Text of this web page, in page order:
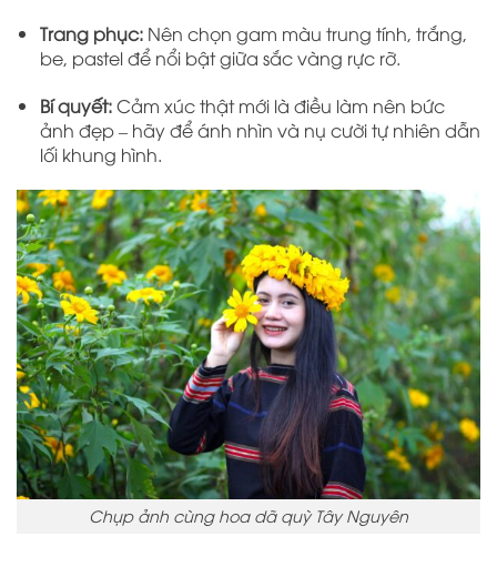
Trang phục:Nên chọn gam màu trung tính, trắng,
be, pastel để nổi bật giữa sắc vàng rực rỡ.
Bí quyết:Cảm xúc thật mới là điều làm nên bức
ảnh đẹp – hãy để ánh nhìn và nụ cười tự nhiên dẫn
lối khung hình.
Chụp ảnh cùng hoa dã quỳ Tây Nguyên